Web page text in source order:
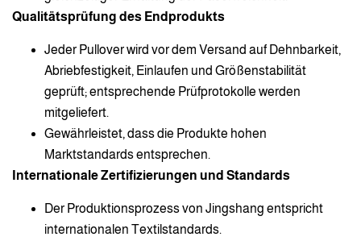
Qualitätsprüfung des Endprodukts
Jeder Pullover wird vor dem Versand auf Dehnbarkeit,
Abriebfestigkeit, Einlaufen und Größenstabilität
geprüft; entsprechende Prüfprotokolle werden
mitgeliefert.
Gewährleistet, dass die Produkte hohen
Marktstandards entsprechen.
Internationale Zertifizierungen und Standards
Der Produktionsprozess von Jingshang entspricht
internationalen Textilstandards.